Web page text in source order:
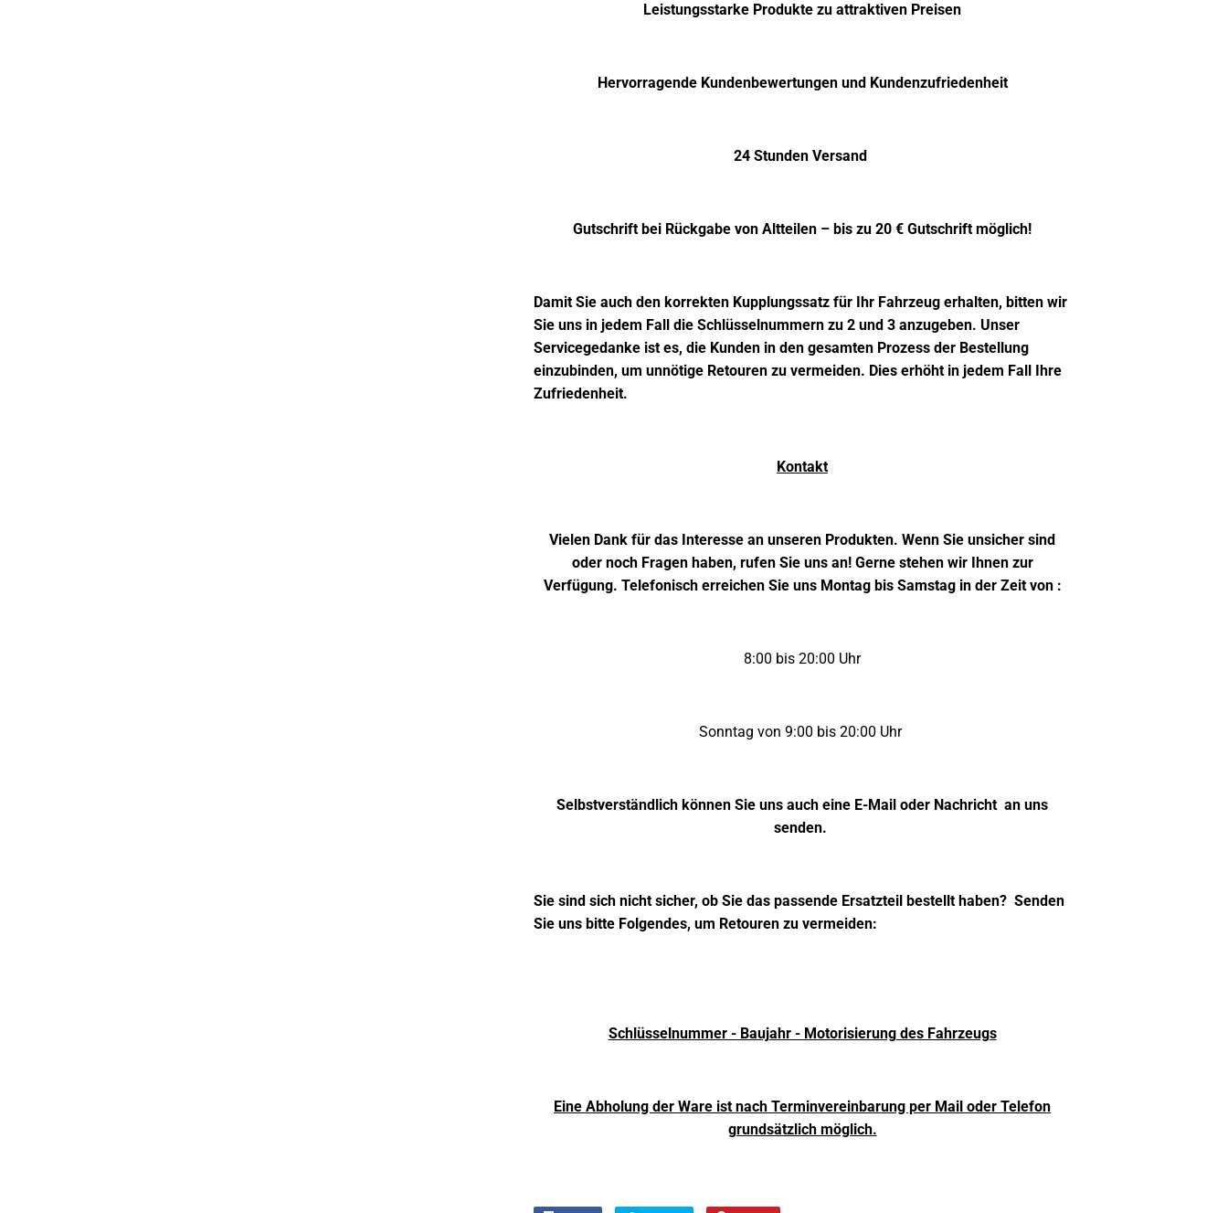
Leistungsstarke Produkte zu attraktiven Preisen
Hervorragende Kundenbewertungen und Kundenzufriedenheit
24 Stunden Versand
Gutschrift bei Rückgabe von Altteilen – bis zu 20 € Gutschrift möglich!
Damit Sie auch den korrekten Kupplungssatz für Ihr Fahrzeug erhalten, bitten wir
Sie uns in jedem Fall die Schlüsselnummern zu 2 und 3 anzugeben. Unser
Servicegedanke ist es, die Kunden in den gesamten Prozess der Bestellung
einzubinden, um unnötige Retouren zu vermeiden. Dies erhöht in jedem Fall Ihre
Zufriedenheit.
Kontakt
Vielen Dank für das Interesse an unseren Produkten. Wenn Sie unsicher sind
oder noch Fragen haben, rufen Sie uns an! Gerne stehen wir Ihnen zur
Verfügung. Telefonisch erreichen Sie uns Montag bis Samstag in der Zeit von :
8:00 bis 20:00 Uhr
Sonntag von 9:00 bis 20:00 Uhr
Selbstverständlich können Sie uns auch eine E-Mail oder Nachricht an uns
senden.
Sie sind sich nicht sicher, ob Sie das passende Ersatzteil bestellt haben? Senden
Sie uns bitte Folgendes, um Retouren zu vermeiden:
Schlüsselnummer - Baujahr - Motorisierung des Fahrzeugs
Eine Abholung der Ware ist nach Terminvereinbarung per Mail oder Telefon
grundsätzlich möglich.